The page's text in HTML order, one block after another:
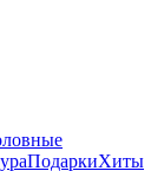
ПодаркиХиты